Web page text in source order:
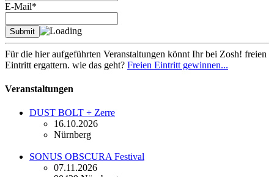
E-Mail*
Für die hier aufgeführten Veranstaltungen könnt Ihr bei Zosh! freien
Eintritt ergattern. wie das geht? Freien Eintritt gewinnen...
Veranstaltungen
DUST BOLT + Zerre
16.10.2026
Nürnberg
SONUS OBSCURA Festival
07.11.2026